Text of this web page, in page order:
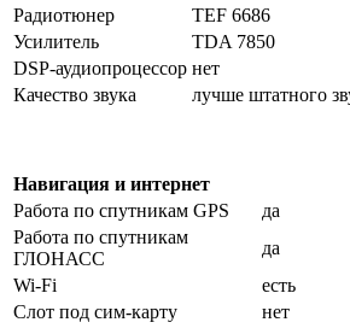
Радиотюнер
TEF 6686
Усилитель
TDA 7850
DSP-аудиопроцессор нет
Качество звука
лучше штатного
Навигация и интернет
Работа по спутникам GPS
да
Работа по спутникам
ГЛОНАСС
да
Wi-Fi
есть
Слот под сим-карту
нет